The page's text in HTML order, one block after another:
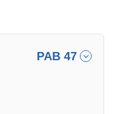
PAB 47